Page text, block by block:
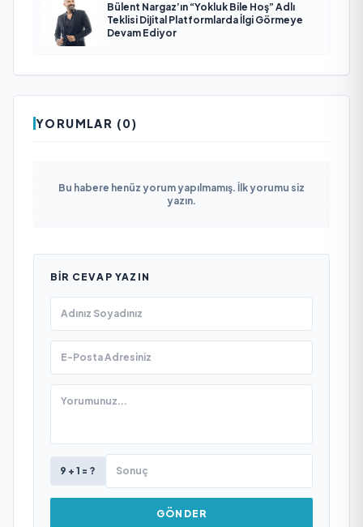
Bülent Nargaz’ın “Yokluk Bile Hoş” Adlı
Teklisi Dijital Platformlarda İlgi Görmeye
Devam Ediyor
YORUMLAR (0)
Bu habere henüz yorum yapılmamış. İlk yorumu siz
yazın.
BIR CEVAP YAZIN
9 + 1 = ?
GÖNDER